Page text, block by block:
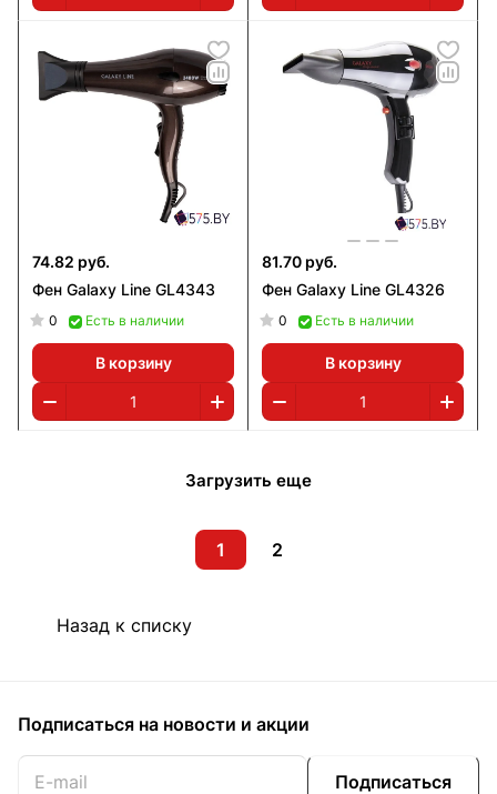
74.82 руб.
Фен Galaxy Line GL4343
0 Есть в наличии
В корзину
81.70 руб.
Фен Galaxy Line GL4326
0 Есть в наличии
В корзину
Загрузить еще
1 2
Назад к списку
Подписаться на новости и акции
Подписаться